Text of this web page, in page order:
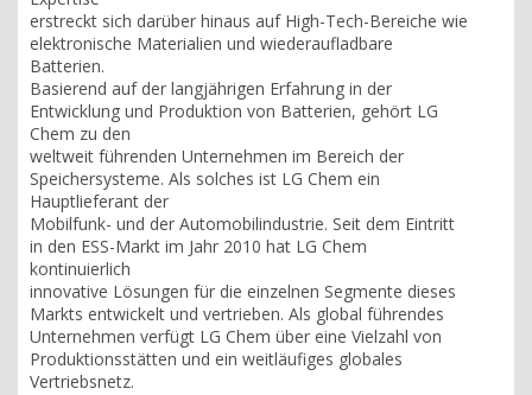
erstreckt sich darüber hinaus auf High-Tech-Bereiche wie
elektronische Materialien und wiederaufladbare
Batterien.
Basierend auf der langjährigen Erfahrung in der
Entwicklung und Produktion von Batterien, gehört LG
Chem zu den
weltweit führenden Unternehmen im Bereich der
Speichersysteme. Als solches ist LG Chem ein
Hauptlieferant der
Mobilfunk- und der Automobilindustrie. Seit dem Eintritt
in den ESS-Markt im Jahr 2010 hat LG Chem
kontinuierlich
innovative Lösungen für die einzelnen Segmente dieses
Markts entwickelt und vertrieben. Als global führendes
Unternehmen verfügt LG Chem über eine Vielzahl von
Produktionsstätten und ein weitläufiges globales
Vertriebsnetz.